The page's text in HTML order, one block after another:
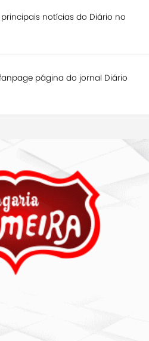
notícias do Diário no
página do jornal Diário